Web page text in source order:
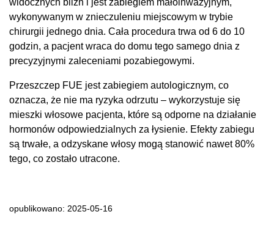
widocznych blizn i jest zabiegiem małoinwazyjnym,
wykonywanym w znieczuleniu miejscowym w trybie
chirurgii jednego dnia. Cała procedura trwa od 6 do 10
godzin, a pacjent wraca do domu tego samego dnia z
precyzyjnymi zaleceniami pozabiegowymi.
Przeszczep FUE jest zabiegiem autologicznym, co
oznacza, że nie ma ryzyka odrzutu – wykorzystuje się
mieszki włosowe pacjenta, które są odporne na działanie
hormonów odpowiedzialnych za łysienie. Efekty zabiegu
są trwałe, a odzyskane włosy mogą stanowić nawet 80%
tego, co zostało utracone.
opublikowano: 2025-05-16